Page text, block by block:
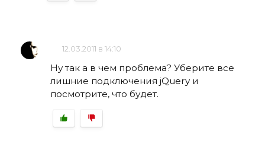
12.03.2011 в 14:10
Ну так а в чем проблема? Уберите все
лишние подключения jQuery и
посмотрите, что будет.